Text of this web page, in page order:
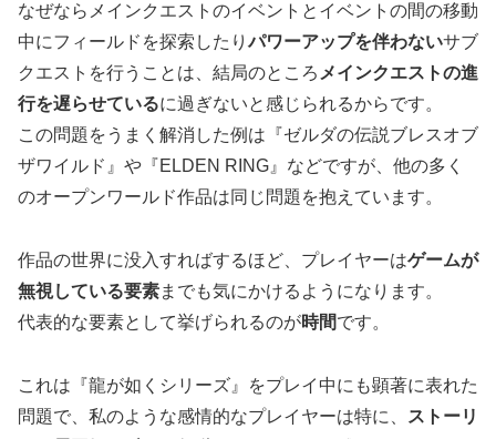
なぜならメインクエストのイベントとイベントの間の移動
中にフィールドを探索したりパワーアップを伴わないサブ
クエストを行うことは、結局のところ メインクエストの進
行を遅らせているに過ぎないと感じられるからです。
この問題をうまく解消した例は『ゼルダの伝説ブレスオブ
ザワイルド』や『ELDEN RING』などですが、他の多く
のオープンワールド作品は同じ問題を抱えています。
作品の世界に没入すればするほど、プレイヤーはゲームが
無視している要素までも気にかけるようになります。
代表的な要素として挙げられるのが時間です。
これは『龍が如くシリーズ』をプレイ中にも顕著に表れた
問題で、私のような感情的なプレイヤーは特に、
ストーリ